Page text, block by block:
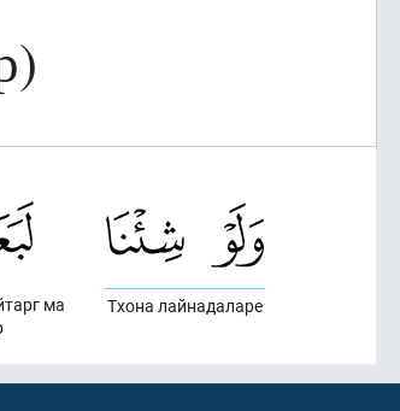
Тхона лайнадаларе
ма